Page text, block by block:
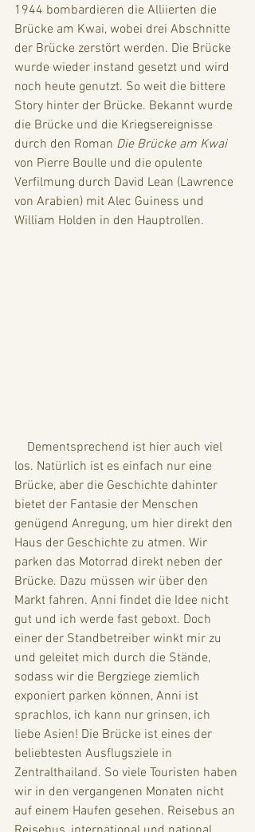
1944 bombardieren die Alliierten die
Brücke am Kwai, wobei drei Abschnitte
der Brücke zerstört werden. Die Brücke
wurde wieder instand gesetzt und wird
noch heute genutzt. So weit die bittere
Story hinter der Brücke. Bekannt wurde
die Brücke und die Kriegsereignisse
durch den Roman Die Brücke am Kwai
von Pierre Boulle und die opulente
Verfilmung durch David Lean (Lawrence
von Arabien) mit Alec Guiness und
William Holden in den Hauptrollen.
los. Natürlich ist es einfach nur eine
Brücke, aber die Geschichte dahinter
bietet der Fantasie der Menschen
genügend Anregung, um hier direkt den
Haus der Geschichte zu atmen. Wir
parken das Motorrad direkt neben der
Brücke. Dazu müssen wir über den
Markt fahren. Anni findet die Idee nicht
gut und ich werde fast geboxt. Doch
einer der Standbetreiber winkt mir zu
und geleitet mich durch die Stände,
sodass wir die Bergziege ziemlich
exponiert parken können, Anni ist
sprachlos, ich kann nur grinsen, ich
liebe Asien! Die Brücke ist eines der
beliebtesten Ausflugsziele in
Zentralthailand. So viele Touristen haben
wir in den vergangenen Monaten nicht
auf einem Haufen gesehen. Reisebus an